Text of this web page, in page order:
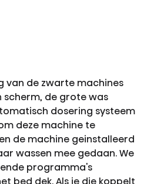
van de zwarte machines
de grote was
dosering systeem
deze machine te
de machine geinstalleerd
wassen mee gedaan. We
programma's